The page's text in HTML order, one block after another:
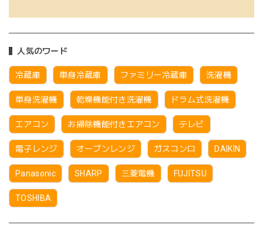
人気のワード
冷蔵庫 単身冷蔵庫 ファミリー冷蔵庫 洗濯機
単身洗濯機 乾燥機能付き洗濯機 ドラム式洗濯機
エアコン お掃除機能付きエアコン テレビ
電子レンジ オーブンレンジ ガスコンロ DAIKIN
Panasonic SHARP 三菱電機 FUJITSU
TOSHIBA